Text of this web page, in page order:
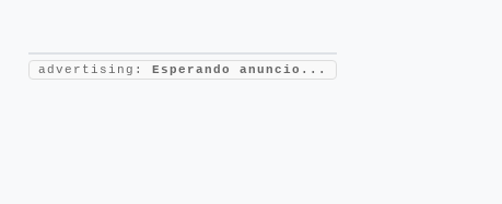
advertising: Esperando anuncio...